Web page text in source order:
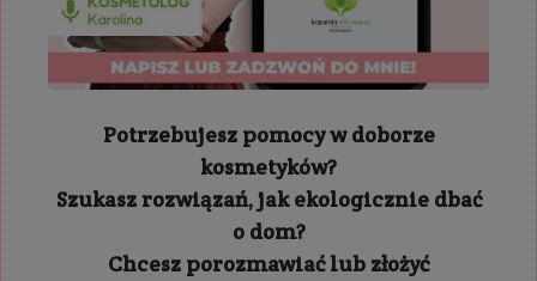
Potrzebujesz pomocy w doborze
kosmetyków?
Szukasz rozwiązań, jak ekologicznie dbać
o dom?
Chcesz porozmawiać lub złożyć